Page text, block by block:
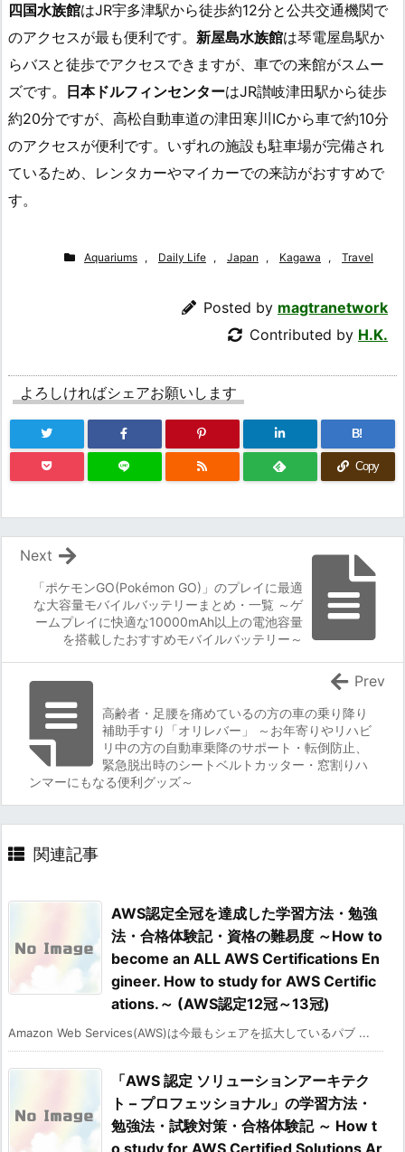
四国水族館はJR宇多津駅から徒歩約12分と公共交通機関で
のアクセスが最も便利です。 新屋島水族館は琴電屋島駅か
らバスと徒歩でアクセスできますが、車での来館がスムー
ズです。
日本ドルフィンセンターはJR讃岐津田駅から徒歩
約20分ですが、高松自動車道の津田寒川ICから車で約10分
のアクセスが便利です。いずれの施設も駐車場が完備され
ているため、レンタカーやマイカーでの来訪がおすすめで
す。
Aquariums , Daily Life , Japan , Kagawa , Travel
Posted by magtranetwork
Contributed by H.K.
よろしければシェアお願いします
B!
Copy
「ポケモンGO(Pokémon GO)」のプレイに最適
な大容量モバイルバッテリーまとめ・一覧 ～ゲ
ームプレイに快適な10000mAh以上の電池容量
を搭載したおすすめモバイルバッテリー～
Next
高齢者・足腰を痛めているの方の車の乗り降り
補助手すり「オリレバー」 ～お年寄りやリハビ
リ中の方の自動車乗降のサポート・転倒防止、
緊急脱出時のシートベルトカッター・窓割りハ
ンマーにもなる便利グッズ～
Prev
関連記事
AWS認定全冠を達成した学習方法・勉強
法・合格体験記・資格の難易度 ～How to
become an ALL AWS Certifications En
gineer. How to study for AWS Certific
ations.～ (AWS認定12冠～13冠)
Amazon Web Services(AWS)は今最もシェアを拡大しているパブ ...
「AWS 認定 ソリューションアーキテク
ト – プロフェッショナル」の学習方法・
勉強法・試験対策・合格体験記 ～ How t